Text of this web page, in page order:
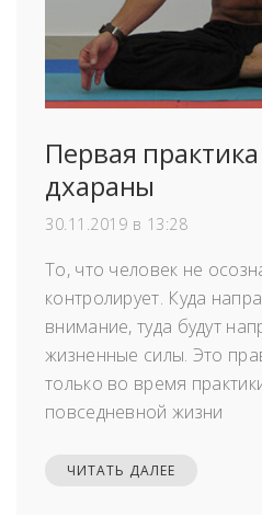
Первая
дхараны
30.11.2019 в 13:28
То, что человек не
контролирует. Куда
внимание, туда будут
жизненные силы. Это
только во время
повседневной жизни
ЧИТАТЬ ДАЛЕЕ